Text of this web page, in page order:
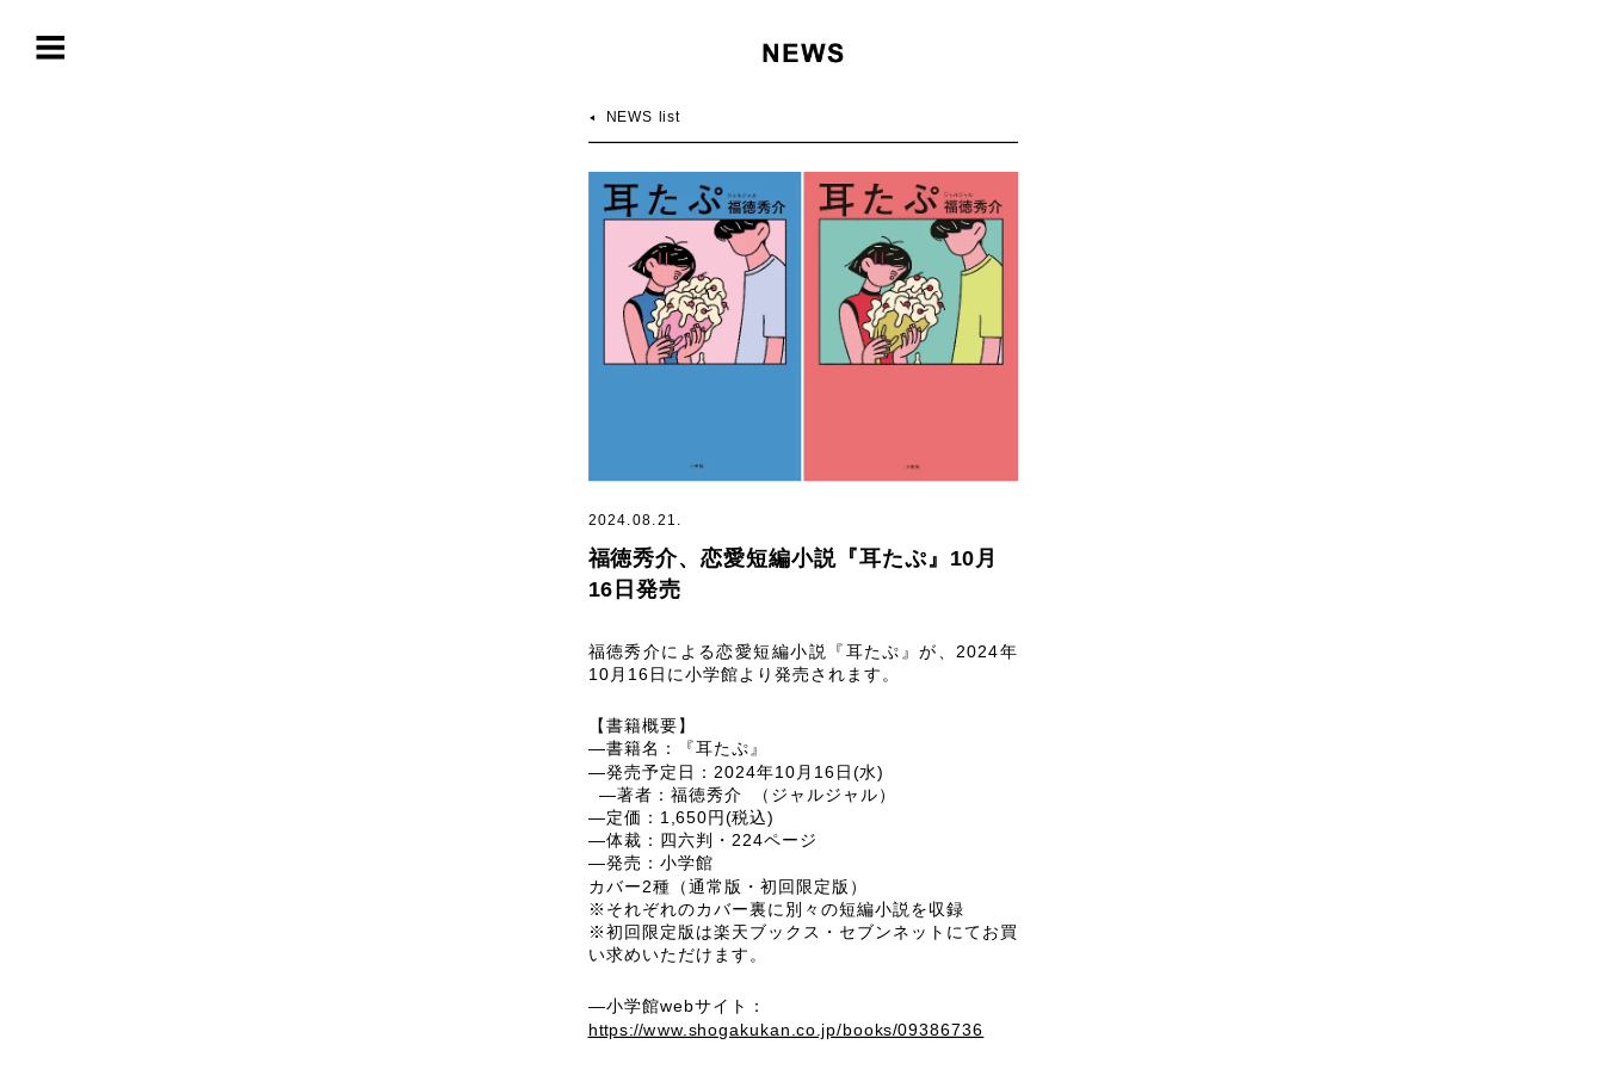
NEWS list
2024.08.21.
福徳秀介、恋愛短編小説『耳たぷ』10月
16日発売
福徳秀介による恋愛短編小説『耳たぷ』が、2024年
10月16日に小学館より発売されます。
【書籍概要】
―書籍名：『耳たぷ』
―発売予定日：2024年10月16日(水)
―著者：福徳秀介 （ジャルジャル）
―定価：1,650円(税込)
―体裁：四六判・224ページ
―発売：小学館
カバー2種（通常版・初回限定版）
※それぞれのカバー裏に別々の短編小説を収録
※初回限定版は楽天ブックス・セブンネットにてお買
い求めいただけます。
―小学館webサイト：
https://www.shogakukan.co.jp/books/09386736